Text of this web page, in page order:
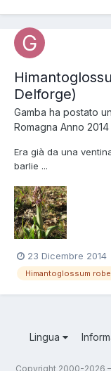
Delforge)
Gamba ha postato
Romagna Anno 2014
Era già da una
barlie ...
23 Dicembre 2014
Himantoglossum
Lingua
Copyright 2000-2026